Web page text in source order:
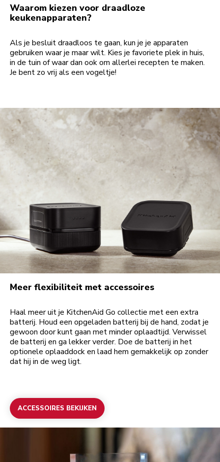
Waarom kiezen voor draadloze
keukenapparaten?
Als je besluit draadloos te gaan, kun je je apparaten
gebruiken waar je maar wilt. Kies je favoriete plek in huis,
in de tuin of waar dan ook om allerlei recepten te maken.
Je bent zo vrij als een vogeltje!
Meer flexibiliteit met accessoires
Haal meer uit je KitchenAid Go collectie met een extra
batterij. Houd een opgeladen batterij bij de hand, zodat je
gewoon door kunt gaan met minder oplaadtijd. Verwissel
de batterij en ga lekker verder. Doe de batterij in het
optionele oplaaddock en laad hem gemakkelijk op zonder
dat hij in de weg ligt.
ACCESSOIRES BEKIJKEN